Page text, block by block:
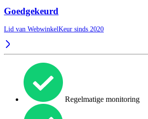
Goedgekeurd
Lid van WebwinkelKeur sinds 2020
Regelmatige monitoring